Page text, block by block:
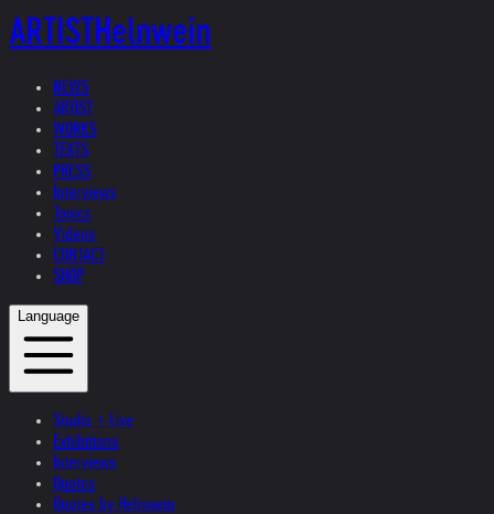
ARTISTHelnwein
NEWS
ARTIST
WORKS
TEXTS
PRESS
Interviews
Topics
Videos
CONTACT
SHOP
Language
Studio + Live
Exhibitions
Interviews
Quotes
Quotes by Helnwein